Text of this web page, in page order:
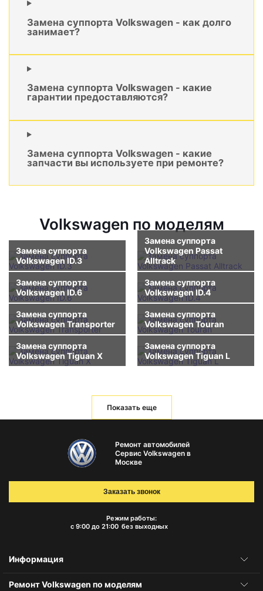
Замена суппорта Volkswagen - как долго
занимает?
Замена суппорта Volkswagen - какие
гарантии предоставляются?
Замена суппорта Volkswagen - какие
запчасти вы используете при ремонте?
Volkswagen по моделям
Замена суппорта
Volkswagen ID.3
Замена суппорта
Volkswagen Passat
Alltrack
Замена суппорта
Volkswagen ID.6
Замена суппорта
Volkswagen ID.4
Замена суппорта
Volkswagen Transporter
Замена суппорта
Volkswagen Touran
Замена суппорта
Volkswagen Tiguan X
Замена суппорта
Volkswagen Tiguan L
Показать еще
Ремонт автомобилей
Сервис Volkswagen в
Москве
Режим работы:
с 9:00 до 21:00 без выходных
Заказать звонок
Информация
Ремонт Volkswagen по моделям